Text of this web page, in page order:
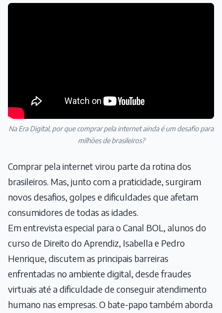
Na Era Digital, por que comprar pela internet ainda é um desafio para
milhões de brasileiros?
Comprar pela internet virou parte da rotina dos
brasileiros. Mas, junto com a praticidade, surgiram
novos desafios, golpes e dificuldades que afetam
consumidores de todas as idades.
Em entrevista especial para o Canal BOL, alunos do
curso de Direito do Aprendiz, Isabella e Pedro
Henrique, discutem as principais barreiras
enfrentadas no ambiente digital, desde fraudes
virtuais até a dificuldade de conseguir atendimento
humano nas empresas. O bate-papo também aborda